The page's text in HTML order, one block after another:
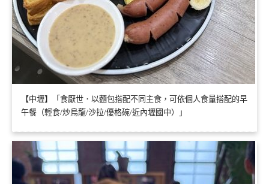
【中壢】「食厭世．以麵包搭配不同主食，可依個人食量搭配的早
午餐（輕食/炒烏龍/沙拉/優格碗/近內壢國中）」